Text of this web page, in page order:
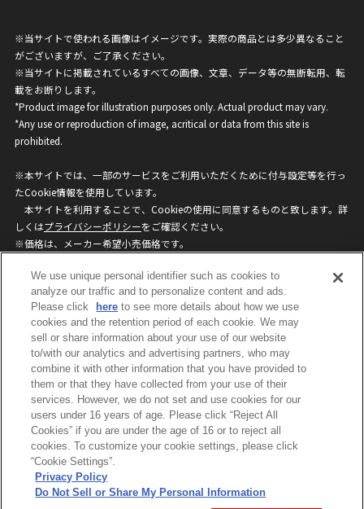
※当サイトで使われる画像はイメージです。実際の商品とは多少異なること
がございますが、ご了承ください。
※当サイトに掲載されているすべての画像、文章、データ等の無断転用、転
載をお断りします。
*Product image for illustration purposes only. Actual product may vary.
*Any use or reproduction of image, acritical or data from this site is
prohibited.
※本サイトでは、一部のサービスをご利用いただくために付与設定等を行っ
たCookie情報を使用しています。
本サイトを利用することで、Cookieの使用に同意するものと致します。詳
しくはプライバシーポリシーをご確認ください。
※価格は、メーカー希望小売価格です。
ざいますのでご了承ください。
privacypolicy
Do Not Sell or Share My
Personal Information
ウェブサイトご利用条件
ソーシャルメディアポリシー
個人情報保護方針
お問い合わせ
©BANDAI
コピーライト一覧を表示する
We use unique personal identifier such as cookies to
analyze our traffic and to personalize content and ads.
Please click
here to see more details about how we use
cookies and the retention period of each cookie. We may
sell or share information about your use of our website
to/with our analytics and advertising partners, who may
combine it with other information that you have provided to
them or that they have collected from your use of their
services. However, we do not set and use cookies for our
users under 16 years of age. Please click “Reject All
Cookies” if you are under the age of 16 or to reject all
cookies. To customize your cookie settings, please click
“Cookie Settings”.
Privacy Policy
Do Not Sell or Share My Personal Information